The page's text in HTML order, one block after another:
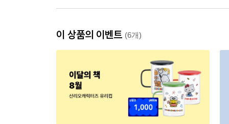
이 상품의 이벤트 (6개)